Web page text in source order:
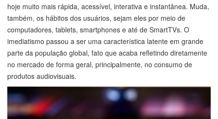
hoje muito mais rápida, acessível, interativa e instantânea. Muda,
também, os hábitos dos usuários, sejam eles por meio de
computadores, tablets, smartphones e até de SmartTVs. O
imediatismo passou a ser uma característica latente em grande
parte da população global, fato que acaba refletindo diretamente
no mercado de forma geral, principalmente, no consumo de
produtos audiovisuais.